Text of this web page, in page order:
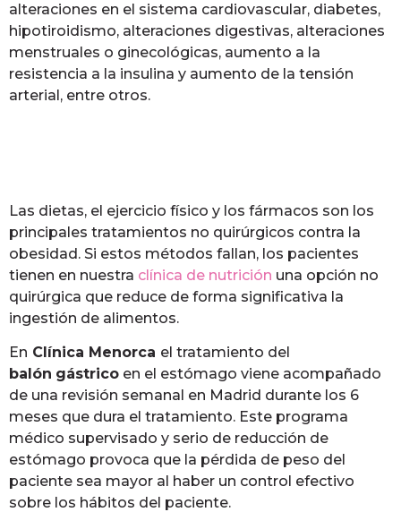
alteraciones en el sistema cardiovascular, diabetes,
hipotiroidismo, alteraciones digestivas, alteraciones
menstruales o ginecológicas, aumento a la
resistencia a la insulina y aumento de la tensión
arterial, entre otros.
Las dietas, el ejercicio físico y los fármacos son los
principales tratamientos no quirúrgicos contra la
obesidad. Si estos métodos fallan, los pacientes
tienen en nuestra clínica de nutrición una opción no
quirúrgica que reduce de forma significativa la
ingestión de alimentos.
En Clínica Menorca el tratamiento del
balón gástrico en el estómago viene acompañado
de una revisión semanal en Madrid durante los 6
meses que dura el tratamiento. Este programa
médico supervisado y serio de reducción de
estómago provoca que la pérdida de peso del
paciente sea mayor al haber un control efectivo
sobre los hábitos del paciente.